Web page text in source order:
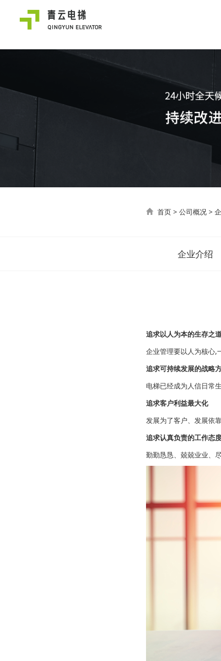
首页 > 公司概况 >
企业介绍
追求以人为本的生存之
企业管理要以人为核心,
追求可持续发展的战略
电梯已经成为人信日常
追求客户利益最大化
发展为了客户、发展依
追求认真负责的工作态
勤勤恳恳、兢兢业业、